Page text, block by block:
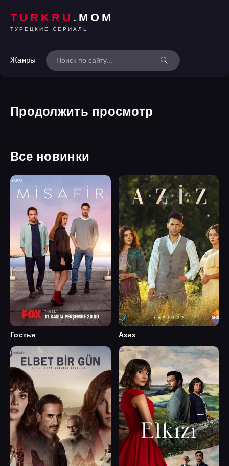
TURKRU .MOM
ТУРЕЦКИЕ СЕРИАЛЫ
Жанры
Продолжить просмотр
Все новинки
Гостья Азиз